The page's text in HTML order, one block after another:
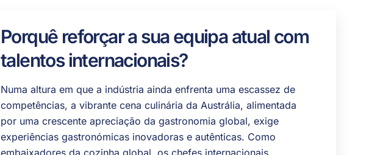
Porquê reforçar a sua equipa atual com
talentos internacionais?
Numa altura em que a indústria ainda enfrenta uma escassez de
competências, a vibrante cena culinária da Austrália, alimentada
por uma crescente apreciação da gastronomia global, exige
experiências gastronómicas inovadoras e autênticas. Como
embaixadores da cozinha global, os chefes internacionais